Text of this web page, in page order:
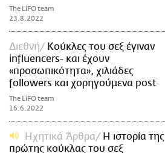
The LiFO team
23.8.2022
Διεθνή
Κούκλες του σεξ έγιναν
influencers- και έχουν
«προσωπικότητα», χιλιάδες
followers και χορηγούμενα post
The LiFO team
16.6.2022
Ηχητικά Άρθρα
Η ιστορία της
πρώτης κούκλας του σεξ